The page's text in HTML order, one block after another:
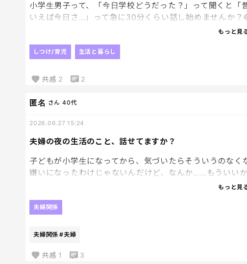
小学生男子って、「今日学校どうだった？」って聞くと
いえば今日さ…」って急に30分くらい話し始めませんか？
もっと見
しつけ/育児 生活と暮らし
共感 2 2
夫婦の夜の生活のこと、話せてますか？
匿名 さん 40代
2026.06.27 15:24
子どもが小学生になってから、気づいたらそういうのなく
嫌いになったわけじゃないんだけど、なんか……もういい
もっと見
夫婦関係
夫婦関係 #夫婦
共感 1 3